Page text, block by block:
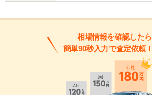
相場情報を確認したら
簡単90秒入力で査定依頼！